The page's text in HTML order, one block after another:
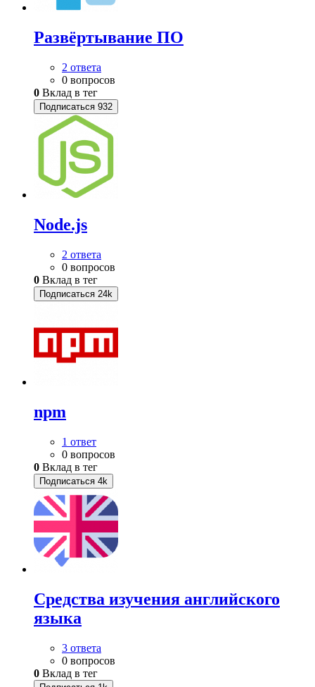
Развёртывание ПО
2 ответа
0 вопросов
0 Вклад в тег
Подписаться 932
Node.js
2 ответа
0 вопросов
0 Вклад в тег
Подписаться 24k
npm
1 ответ
0 вопросов
0 Вклад в тег
Подписаться 4k
Средства изучения английского
языка
3 ответа
0 вопросов
0 Вклад в тег